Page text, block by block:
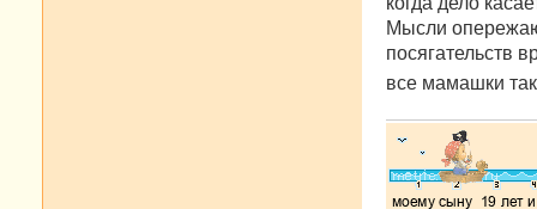
щ
е
и
Мысли
посягательств
все мамашки